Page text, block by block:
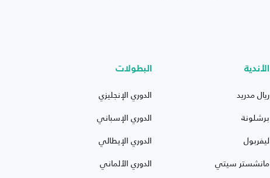
الأندية
ريال مدريد
برشلونة
ليفربول
مانشستر سيتي
البطولات
الدوري الإنجليزي
الدوري الإسباني
الدوري الإيطالي
الدوري الألماني